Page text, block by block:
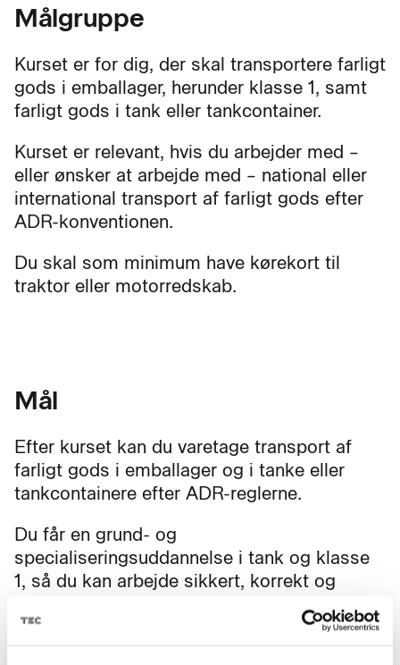
Målgruppe
Kurset er for dig, der skal transportere farligt
gods i emballager, herunder klasse 1, samt
farligt gods i tank eller tankcontainer.
Kurset er relevant, hvis du arbejder med –
eller ønsker at arbejde med – national eller
international transport af farligt gods efter
ADR-konventionen.
Du skal som minimum have kørekort til
traktor eller motorredskab.
Mål
Efter kurset kan du varetage transport af
farligt gods i emballager og i tanke eller
tankcontainere efter ADR-reglerne.
Du får en grund- og
specialiseringsuddannelse i tank og klasse
1, så du kan arbejde sikkert, korrekt og
professionelt med transport af farligt gods
nationalt og internationalt.